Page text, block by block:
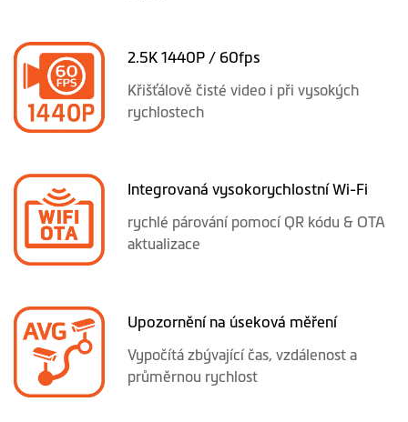
2.5K 1440P / 60fps
Křišťálově čisté video i při vysokých
rychlostech
Integrovaná vysokorychlostní Wi-Fi
rychlé párování pomocí QR kódu & OTA
aktualizace
Upozornění na úseková měření
Vypočítá zbývající čas, vzdálenost a
průměrnou rychlost